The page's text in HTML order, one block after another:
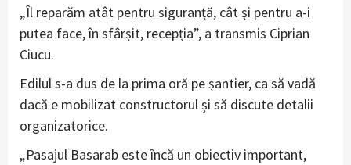
„Îl reparăm atât pentru siguranță, cât și pentru a-i
putea face, în sfârșit, recepția”, a transmis Ciprian
Ciucu.
Edilul s-a dus de la prima oră pe șantier, ca să vadă
dacă e mobilizat constructorul și să discute detalii
organizatorice.
„Pasajul Basarab este încă un obiectiv important,